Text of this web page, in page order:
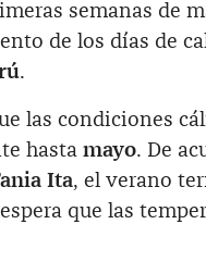
semanas de
de los días de
.
las condiciones
hasta mayo. De
Ita, el verano
que las